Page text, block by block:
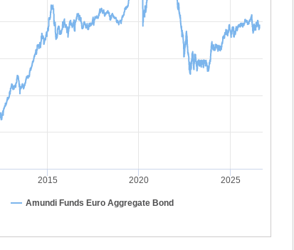
Amundi Funds Euro Aggregate Bond
2015 2020 2025